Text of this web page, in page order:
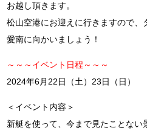
お越し頂きます。
松山空港にお迎えに行きますので、
愛南に向かいましょう！
～～～イベント日程～～～
2024年6月22日（土）23日（日）
＜イベント内容＞
新艇を使って、今まで見たことない